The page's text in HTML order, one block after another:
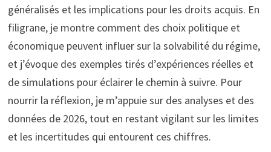
généralisés et les implications pour les droits acquis. En
filigrane, je montre comment des choix politique et
économique peuvent influer sur la solvabilité du régime,
et j’évoque des exemples tirés d’expériences réelles et
de simulations pour éclairer le chemin à suivre. Pour
nourrir la réflexion, je m’appuie sur des analyses et des
données de 2026, tout en restant vigilant sur les limites
et les incertitudes qui entourent ces chiffres.